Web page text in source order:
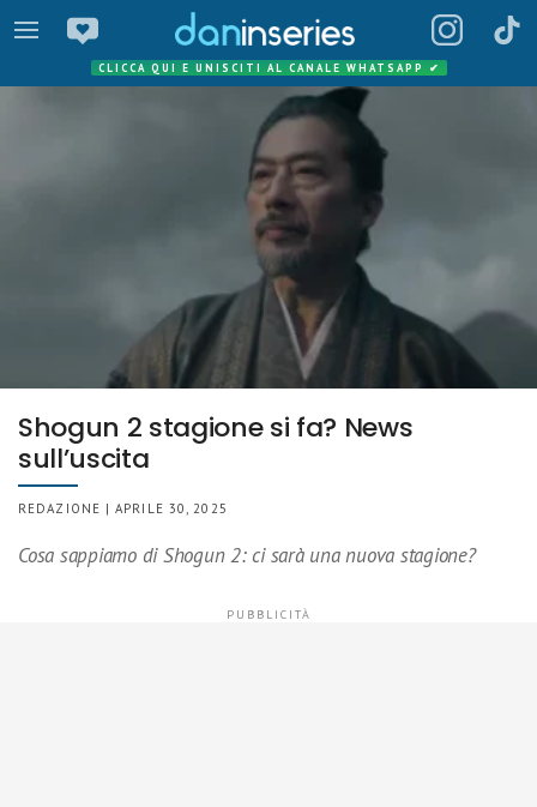
CLICCA QUI E UNISCITI AL CANALE WHATSAPP ✔
Shogun 2 stagione si fa? News
sull’uscita
REDAZIONE | APRILE 30, 2025
Cosa sappiamo di Shogun 2: ci sarà una nuova stagione?